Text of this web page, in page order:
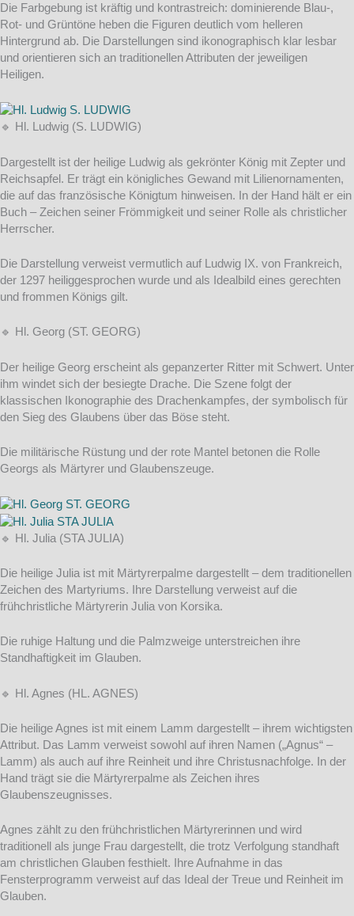
Die Farbgebung ist kräftig und kontrastreich: dominierende Blau-,
Rot- und Grüntöne heben die Figuren deutlich vom helleren
Hintergrund ab. Die Darstellungen sind ikonographisch klar lesbar
und orientieren sich an traditionellen Attributen der jeweiligen
Heiligen.
🔹 Hl. Ludwig (S. LUDWIG)
Dargestellt ist der heilige Ludwig als gekrönter König mit Zepter und
Reichsapfel. Er trägt ein königliches Gewand mit Lilienornamenten,
die auf das französische Königtum hinweisen. In der Hand hält er ein
Buch – Zeichen seiner Frömmigkeit und seiner Rolle als christlicher
Herrscher.
Die Darstellung verweist vermutlich auf Ludwig IX. von Frankreich,
der 1297 heiliggesprochen wurde und als Idealbild eines gerechten
und frommen Königs gilt.
🔹 Hl. Georg (ST. GEORG)
Der heilige Georg erscheint als gepanzerter Ritter mit Schwert. Unter
ihm windet sich der besiegte Drache. Die Szene folgt der
klassischen Ikonographie des Drachenkampfes, der symbolisch für
den Sieg des Glaubens über das Böse steht.
Die militärische Rüstung und der rote Mantel betonen die Rolle
Georgs als Märtyrer und Glaubenszeuge.
🔹 Hl. Julia (STA JULIA)
Die heilige Julia ist mit Märtyrerpalme dargestellt – dem traditionellen
Zeichen des Martyriums. Ihre Darstellung verweist auf die
frühchristliche Märtyrerin Julia von Korsika.
Die ruhige Haltung und die Palmzweige unterstreichen ihre
Standhaftigkeit im Glauben.
🔹 Hl. Agnes (HL. AGNES)
Die heilige Agnes ist mit einem Lamm dargestellt – ihrem wichtigsten
Attribut. Das Lamm verweist sowohl auf ihren Namen („Agnus“ –
Lamm) als auch auf ihre Reinheit und ihre Christusnachfolge. In der
Hand trägt sie die Märtyrerpalme als Zeichen ihres
Glaubenszeugnisses.
Agnes zählt zu den frühchristlichen Märtyrerinnen und wird
traditionell als junge Frau dargestellt, die trotz Verfolgung standhaft
am christlichen Glauben festhielt. Ihre Aufnahme in das
Fensterprogramm verweist auf das Ideal der Treue und Reinheit im
Glauben.